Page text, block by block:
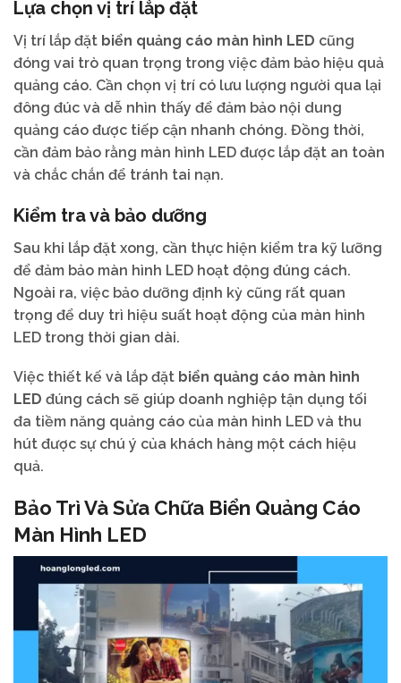
Lựa chọn vị trí lắp đặt
Vị trí lắp đặt biển quảng cáo màn hình LED cũng
đóng vai trò quan trọng trong việc đảm bảo hiệu quả
quảng cáo. Cần chọn vị trí có lưu lượng người qua lại
đông đúc và dễ nhìn thấy để đảm bảo nội dung
quảng cáo được tiếp cận nhanh chóng. Đồng thời,
cần đảm bảo rằng màn hình LED được lắp đặt an toàn
và chắc chắn để tránh tai nạn.
Kiểm tra và bảo dưỡng
Sau khi lắp đặt xong, cần thực hiện kiểm tra kỹ lưỡng
để đảm bảo màn hình LED hoạt động đúng cách.
Ngoài ra, việc bảo dưỡng định kỳ cũng rất quan
trọng để duy trì hiệu suất hoạt động của màn hình
LED trong thời gian dài.
Việc thiết kế và lắp đặt biển quảng cáo màn hình
LED đúng cách sẽ giúp doanh nghiệp tận dụng tối
đa tiềm năng quảng cáo của màn hình LED và thu
hút được sự chú ý của khách hàng một cách hiệu
quả.
Bảo Trì Và Sửa Chữa Biển Quảng Cáo
Màn Hình LED